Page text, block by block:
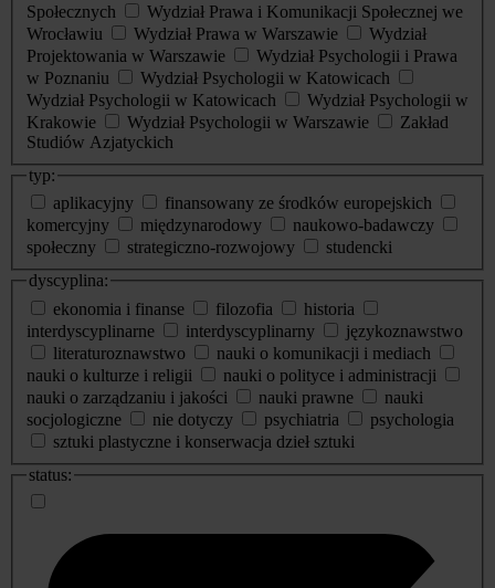
Społecznych
Wydział Prawa i Komunikacji Społecznej we
Wrocławiu
Wydział Prawa w Warszawie
Wydział
Projektowania w Warszawie
Wydział Psychologii i Prawa
w Poznaniu
Wydział Psychologii w Katowicach
Wydział Psychologii w Katowicach
Wydział Psychologii w
Krakowie
Wydział Psychologii w Warszawie
Zakład
Studiów Azjatyckich
typ:
aplikacyjny
finansowany ze środków europejskich
komercyjny
międzynarodowy
naukowo-badawczy
społeczny
strategiczno-rozwojowy
studencki
dyscyplina:
ekonomia i finanse
filozofia
historia
interdyscyplinarne
interdyscyplinarny
językoznawstwo
literaturoznawstwo
nauki o komunikacji i mediach
nauki o kulturze i religii
nauki o polityce i administracji
nauki o zarządzaniu i jakości
nauki prawne
nauki
socjologiczne
nie dotyczy psychiatria
psychologia
sztuki plastyczne i konserwacja dzieł sztuki
status: